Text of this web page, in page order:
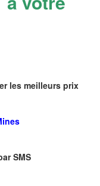
les meilleurs prix
SMS